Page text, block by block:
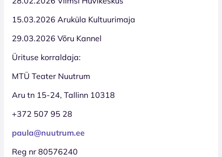
15.03.2026 Aruküla Kultuurimaja
29.03.2026 Võru Kannel
Ürituse korraldaja:
MTÜ Teater Nuutrum
Aru tn 15-24, Tallinn 10318
+372 507 95 28
paula@nuutrum.ee
Reg nr 80576240